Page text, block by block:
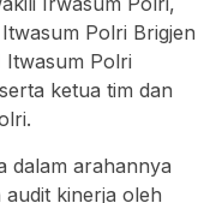
Polri Brigjen
Itwasum Polri
ketua tim dan
dalam arahannya
kinerja oleh